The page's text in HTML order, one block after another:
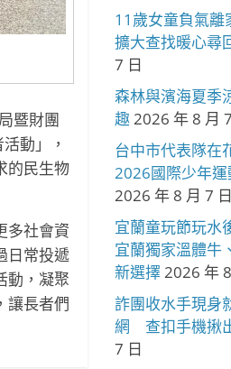
暨財團
動」，
的民生物
多社會資
日常投遞
動，凝聚
讓長者們
11歲女童負氣
擴大查找暖心尋
7 日
森林與濱海夏
趣2026 年 8 月
台中市代表隊在
2026國際少年
2026 年 8 月 7 日
宜蘭童玩節玩水
宜蘭獨家溫體牛
新選擇2026 年
詐團收水手現身
網 查扣手機揪
7 日